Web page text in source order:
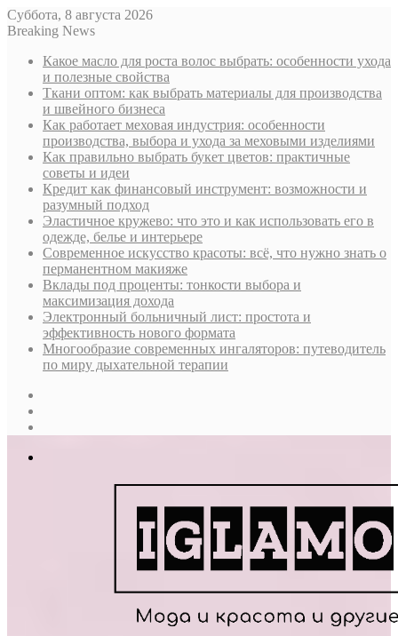
Суббота, 8 августа 2026
Breaking News
Какое масло для роста волос выбрать: особенности ухода
и полезные свойства
Ткани оптом: как выбрать материалы для производства
и швейного бизнеса
Как работает меховая индустрия: особенности
производства, выбора и ухода за меховыми изделиями
Как правильно выбрать букет цветов: практичные
советы и идеи
Кредит как финансовый инструмент: возможности и
разумный подход
Эластичное кружево: что это и как использовать его в
одежде, белье и интерьере
Современное искусство красоты: всё, что нужно знать о
перманентном макияже
Вклады под проценты: тонкости выбора и
максимизация дохода
Электронный больничный лист: простота и
эффективность нового формата
Многообразие современных ингаляторов: путеводитель
по миру дыхательной терапии